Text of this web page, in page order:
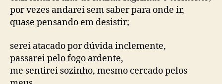
por vezes andarei sem saber para onde ir,
quase pensando em desistir;
serei atacado por dúvida inclemente,
passarei pelo fogo ardente,
me sentirei sozinho, mesmo cercado pelos